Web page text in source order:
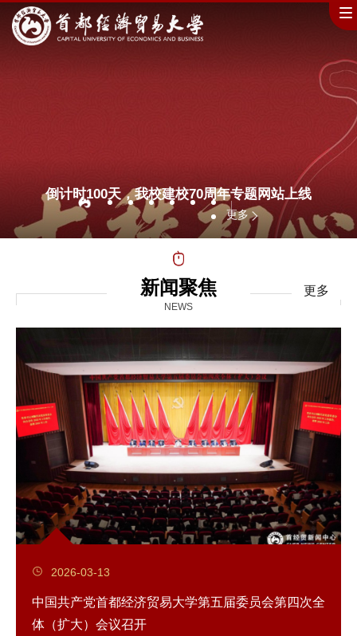
倒计时100天，我校建校70周年专题网站上线
更多
新闻聚焦
NEWS
更多
2026-03-13
中国共产党首都经济贸易大学第五届委员会第四次全
体（扩大）会议召开